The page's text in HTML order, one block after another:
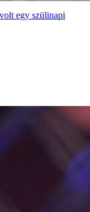
egy szülinapi